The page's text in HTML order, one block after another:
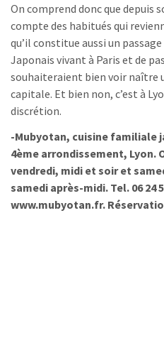
On comprend donc que depuis
compte des habitués qui
qu’il constitue aussi un
Japonais vivant à Paris et de
souhaiteraient bien voir naître
capitale. Et bien non, c’est à
discrétion.
-Mubyotan, cuisine familiale
4ème arrondissement, Lyon.
vendredi, midi et soir et
samedi après-midi. Tel. 06 24
www.mubyotan.fr.